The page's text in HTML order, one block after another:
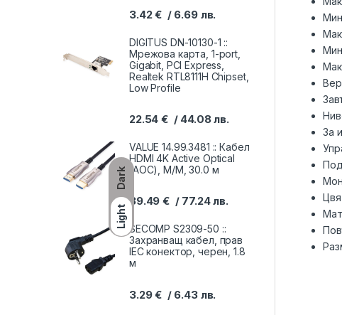
Dark
Light
За
3.42€ 6.69 лв.
DIGITUS DN-10130-1 ::
Мрежова карта, 1-port,
Gigabit, PCI Express,
Realtek RTL8111H Chipset,
Low Profile
22.54€ 44.08лв.
VALUE 14.99.3481 :: Кабел
HDMI 4K Active Optical
(AOC), M/M, 30.0 м
39.49€ 77.24лв.
SECOMP S2309-50 ::
Захранващ кабел, прав
IEC конектор, черен, 1.8
м
3.29€ 6.43 лв.